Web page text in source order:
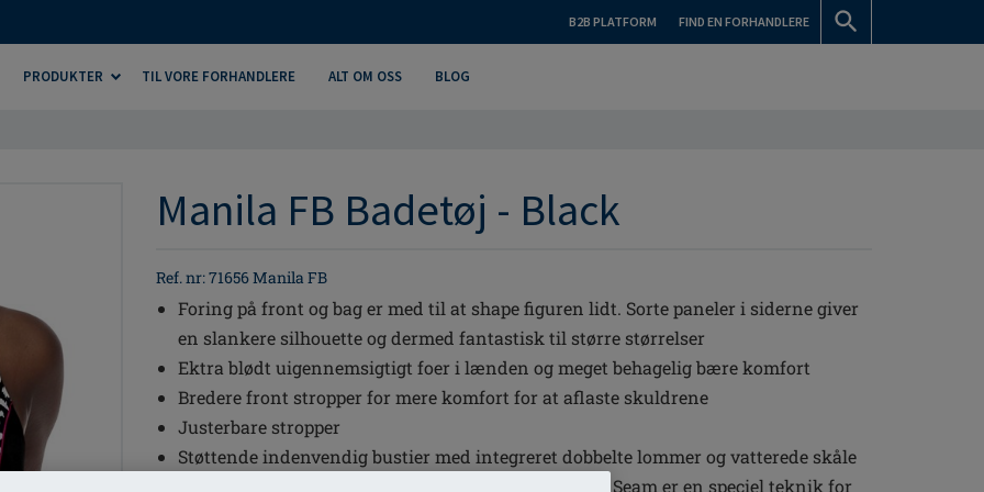
B2B PLATFORM FIND EN FORHANDLERE
PRODUKTER TIL VORE FORHANDLERE ALT OM OSS BLOG
Manila FB Badetøj - Black
Ref. nr: 71656 Manila FB
Foring på front og bag er med til at shape figuren lidt. Sorte paneler i siderne giver
en slankere silhouette og dermed fantastisk til større størrelser
Ektra blødt uigennemsigtigt foer i lænden og meget behagelig bære komfort
Bredere front stropper for mere komfort for at aflaste skuldrene
Justerbare stropper
Støttende indenvendig bustier med integreret dobbelte lommer og vatterede skåle
til at holde din protese sikkert plads. Amoena Wave Seam er en speciel teknik for